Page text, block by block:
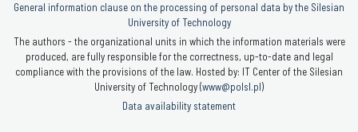
General information clause on the processing of personal data by the Silesian
University of Technology
The authors - the organizational units in which the information materials were
produced, are fully responsible for the correctness, up-to-date and legal
compliance with the provisions of the law. Hosted by: IT Center of the Silesian
University of Technology (www@polsl.pl)
Data availability statement